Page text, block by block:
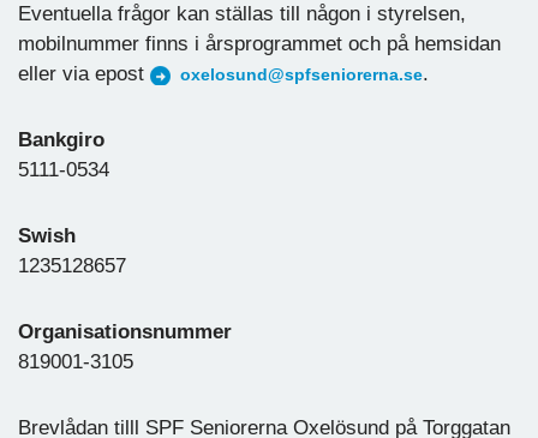
Eventuella frågor kan ställas till någon i styrelsen,
mobilnummer finns i årsprogrammet och på hemsidan
eller via epost
oxelosund@spfseniorerna.se.
Bankgiro
5111-0534
Swish
1235128657
Organisationsnummer
819001-3105
Brevlådan tilll SPF Seniorerna Oxelösund på Torggatan